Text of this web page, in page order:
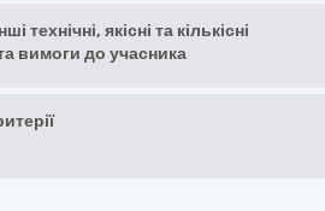
технічні, якісні та кількісні
вимоги до учасника